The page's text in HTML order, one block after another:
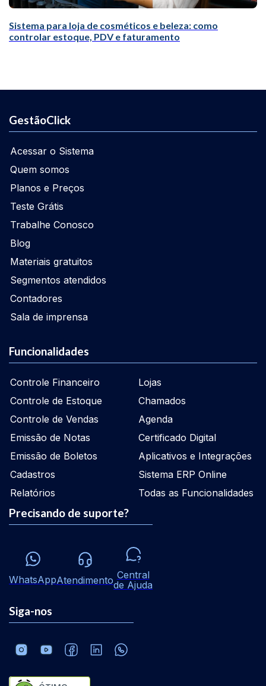
Sistema para loja de cosméticos e beleza: como
controlar estoque, PDV e faturamento
GestãoClick
Acessar o Sistema
Quem somos
Planos e Preços
Teste Grátis
Trabalhe Conosco
Blog
Materiais gratuitos
Segmentos atendidos
Contadores
Sala de imprensa
Funcionalidades
Controle Financeiro
Controle de Estoque
Controle de Vendas
Emissão de Notas
Emissão de Boletos
Cadastros
Relatórios
Lojas
Chamados
Agenda
Certificado Digital
Aplicativos e Integrações
Sistema ERP Online
Todas as Funcionalidades
Precisando de suporte?
WhatsAppAtendimento Central
de Ajuda
Siga-nos